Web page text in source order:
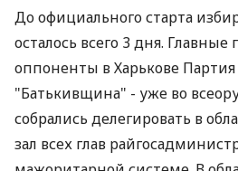
До официального старта
осталось всего 3 дня.
оппоненты в Харькове
"Батькивщина" - уже во
собрались делегировать в
зал всех глав